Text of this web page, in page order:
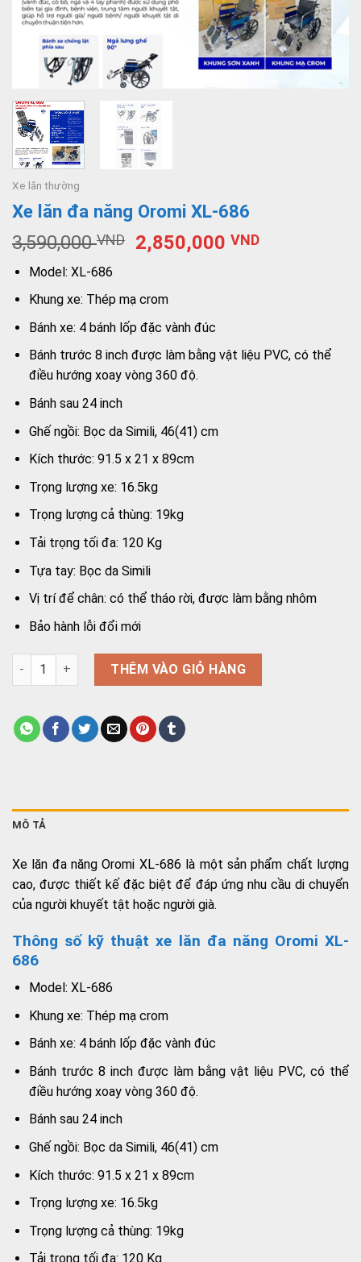
Xe lăn thường
Xe lăn đa năng Oromi XL-686
3,590,000VND 2,850,000VND
Model: XL-686
Khung xe: Thép mạ crom
Bánh xe: 4 bánh lốp đặc vành đúc
Bánh trước 8 inch được làm bằng vật liệu PVC, có thể
điều hướng xoay vòng 360 độ.
Bánh sau 24 inch
Ghế ngồi: Bọc da Simili, 46(41) cm
Kích thước: 91.5 x 21 x 89cm
Trọng lượng xe: 16.5kg
Trọng lượng cả thùng: 19kg
Tải trọng tối đa: 120 Kg
Tựa tay: Bọc da Simili
Vị trí để chân: có thể tháo rời, được làm bằng nhôm
Bảo hành lỗi đổi mới
Xe lăn đa năng Oromi XL-686 số lượng
THÊM VÀO GIỎ HÀNG
MÔ TẢ
Xe lăn đa năng Oromi XL-686 là một sản phẩm chất lượng
cao, được thiết kế đặc biệt để đáp ứng nhu cầu di chuyển
của người khuyết tật hoặc người già.
Thông số kỹ thuật xe lăn đa năng Oromi XL-
686
Model: XL-686
Khung xe: Thép mạ crom
Bánh xe: 4 bánh lốp đặc vành đúc
Bánh trước 8 inch được làm bằng vật liệu PVC, có thể
điều hướng xoay vòng 360 độ.
Bánh sau 24 inch
Ghế ngồi: Bọc da Simili, 46(41) cm
Kích thước: 91.5 x 21 x 89cm
Trọng lượng xe: 16.5kg
Trọng lượng cả thùng: 19kg
Tải trọng tối đa: 120 Kg